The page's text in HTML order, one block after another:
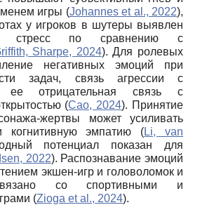
игры (Johannes et al., 2022),
у игроков в шутеры выявлен
стресс по сравнению с
Sharpe, 2024). Для ролевых
негативных эмоций при
задач, связь агрессии с
ее отрицательная связь с
(Cao, 2024). Принятие
жертвы может усиливать
когнитивную эмпатию (Li, van
потенциал показан для
2022). Распознавание эмоций
экшен-игр и головоломок и
со спортивными и
(Zioga et al., 2024).